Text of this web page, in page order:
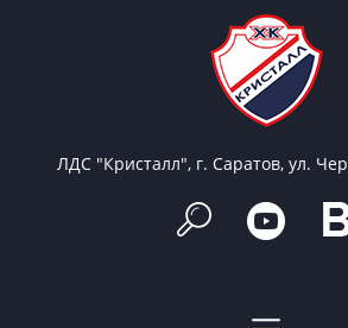
ЛДС "Кристалл", г. Саратов, ул.